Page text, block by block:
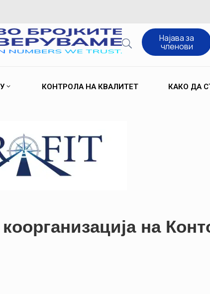
Најава за
членови
КОНТРОЛА НА КВАЛИТЕТ КАКО ДА
на